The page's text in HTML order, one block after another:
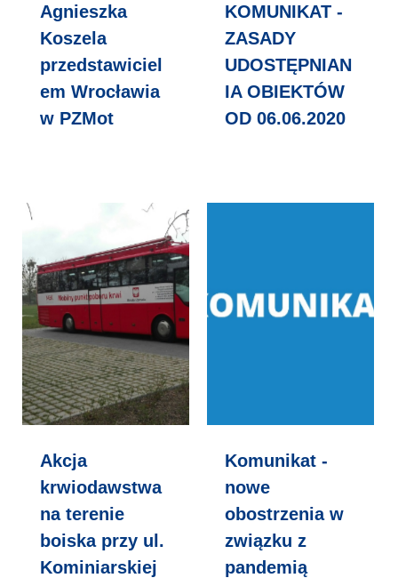
Agnieszka
Koszela
przedstawiciel
em Wrocławia
w PZMot
KOMUNIKAT -
ZASADY
UDOSTĘPNIAN
IA OBIEKTÓW
OD 06.06.2020
Akcja
krwiodawstwa
na terenie
boiska przy ul.
Kominiarskiej
Komunikat -
nowe
obostrzenia w
związku z
pandemią